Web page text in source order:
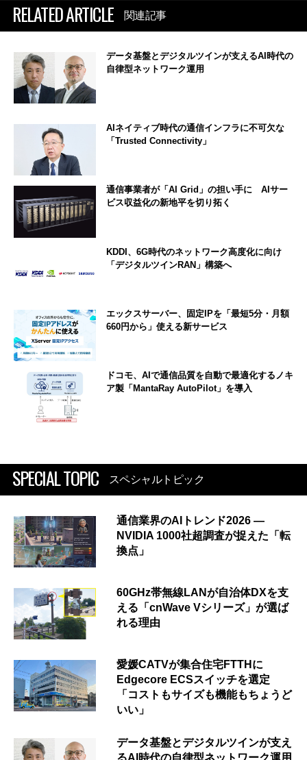
RELATED ARTICLE 関連記事
データ基盤とデジタルツインが支えるAI時代の
自律型ネットワーク運用
AIネイティブ時代の通信インフラに不可欠な
「Trusted Connectivity」
通信事業者が「AI Grid」の担い手に AIサー
ビス収益化の新地平を切り拓く
KDDI、6G時代のネットワーク高度化に向け
「デジタルツインRAN」構築へ
エックスサーバー、固定IPを「最短5分・月額
660円から」使える新サービス
ドコモ、AIで通信品質を自動で最適化するノキ
ア製「MantaRay AutoPilot」を導入
SPECIAL TOPIC スペシャルトピック
通信業界のAIトレンド2026 ―
NVIDIA 1000社超調査が捉えた「転
換点」
60GHz帯無線LANが自治体DXを支
える「cnWave Vシリーズ」が選ば
れる理由
愛媛CATVが集合住宅FTTHに
Edgecore ECSスイッチを選定
「コストもサイズも機能もちょうど
いい」
データ基盤とデジタルツインが支え
るAI時代の自律型ネットワーク運用